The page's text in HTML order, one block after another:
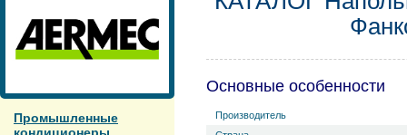
Промышленные
Основные особенности
Производитель